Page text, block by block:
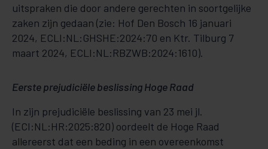
uitspraken die door andere gerechten in soortgelijke
zaken zijn gedaan (zie: Hof Den Bosch 16 januari
2024, ECLI:NL:GHSHE:2024:70 en Ktr. Tilburg 7
maart 2024, ECLI:NL:RBZWB:2024:1610).
Eerste prejudiciële beslissing Hoge Raad
In zijn prejudiciële beslissing van 23 mei jl.
(ECI:NL:HR:2025:820) oordeelt de Hoge Raad
allereerst dat een beding in een overeenkomst